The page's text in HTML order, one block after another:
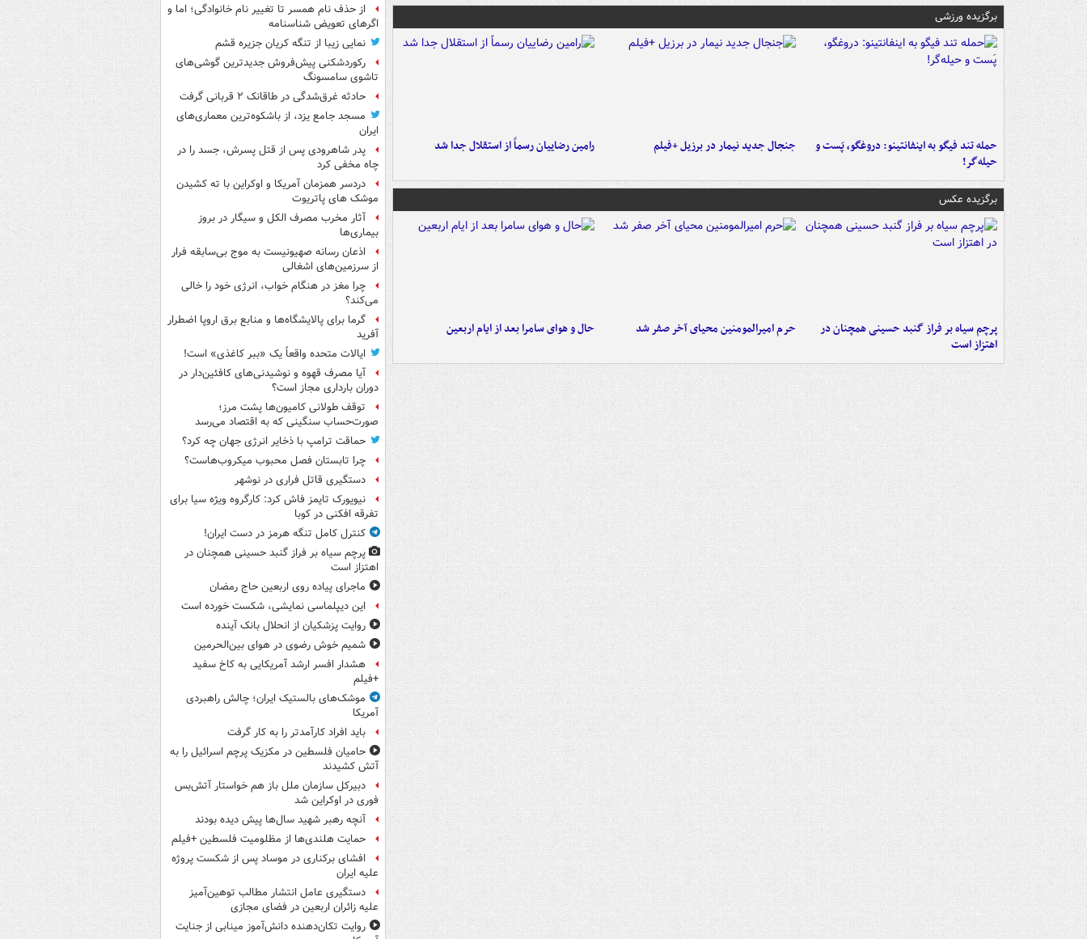
برگزیده ورزشی
حمله تند فیگو به اینفانتینو: دروغگو، پَست‌ و
حیله‌گر!
جنجال جدید نیمار در برزیل +فیلم رامین رضاییان رسماً از استقلال جدا شد
برگزیده عکس
پرچم سیاه بر فراز گنبد حسینی همچنان در
اهتزاز است
حرم امیرالمومنین محیای آخر صفر شد حال و هوای سامرا بعد از ایام اربعین
از حذف نام همسر تا تغییر نام خانوادگی؛ اما و
اگرهای تعویض شناسنامه
نمایی زیبا از تنگه کریان جزیره قشم
رکوردشکنی پیش‌فروش جدیدترین گوشی‌های
تاشوی سامسونگ
حادثه غرق‌شدگی در طاقانک ۲ قربانی گرفت
مسجد جامع یزد، از باشکوه‌ترین معماری‌های
ایران
پدر شاهرودی پس از قتل پسرش، جسد را در
چاه مخفی کرد
دردسر همزمان آمریکا و اوکراین با ته کشیدن
موشک های پاتریوت
آثار مخرب مصرف الکل و سیگار در بروز
بیماری‌ها
اذعان رسانه صهیونیست به موج بی‌سابقه فرار
از سرزمین‌های اشغالی
چرا مغز در هنگام خواب، انرژی خود را خالی
می‌کند؟
گرما برای پالایشگاه‌ها و منابع برق اروپا اضطرار
آفرید
ایالات متحده واقعاً یک «ببر کاغذی» است!
آیا مصرف قهوه و نوشیدنی‌های کافئین‌دار در
دوران بارداری مجاز است؟
توقف طولانی کامیون‌ها پشت مرز؛
صورت‌حساب سنگینی که به اقتصاد می‌رسد
حماقت ترامپ با ذخایر انرژی جهان چه کرد؟
چرا تابستان فصل محبوب میکروب‌هاست؟
دستگیری قاتل فراری در نوشهر
نیویورک تایمز فاش کرد: کارگروه ویژه سیا برای
تفرقه افکنی در کوبا
کنترل کامل تنگه هرمز در دست ایران!
پرچم سیاه بر فراز گنبد حسینی همچنان در
اهتزاز است
ماجرای پیاده روی اربعین حاج رمضان
این دیپلماسی نمایشی، شکست خورده است
روایت پزشکیان از انحلال بانک آینده
شمیم خوش رضوی در هوای بین‌الحرمین
هشدار افسر ارشد آمریکایی به کاخ سفید
+فیلم
موشک‌های بالستیک ایران؛ چالش راهبردی
آمریکا
باید افراد کارآمدتر را به کار گرفت
حامیان فلسطین در مکزیک پرچم اسرائیل را به
آتش کشیدند
دبیرکل سازمان ملل باز هم خواستار آتش‌بس
فوری در اوکراین شد
آنچه رهبر شهید سال‌ها پیش دیده بودند
حمایت هلندی‌ها از مظلومیت فلسطین +فیلم
افشای برکناری در موساد پس از شکست پروژه
علیه ایران
دستگیری عامل انتشار مطالب توهین‌آمیز
علیه زائران اربعین در فضای مجازی
روایت تکان‌دهنده دانش‌آموز مینابی از جنایت